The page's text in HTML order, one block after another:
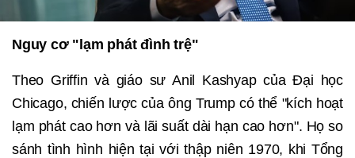
Nguy cơ "lạm phát đình trệ"
Theo Griffin và giáo sư Anil Kashyap của Đại học
Chicago, chiến lược của ông Trump có thể "kích hoạt
lạm phát cao hơn và lãi suất dài hạn cao hơn". Họ so
sánh tình hình hiện tại với thập niên 1970, khi Tổng